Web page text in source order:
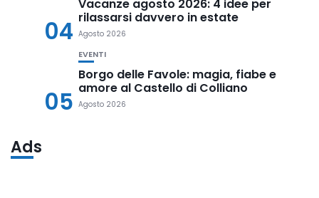
04
Vacanze agosto 2026: 4 idee per
rilassarsi davvero in estate
Agosto 2026
05
EVENTI
Borgo delle Favole: magia, fiabe e
amore al Castello di Colliano
Agosto 2026
Ads